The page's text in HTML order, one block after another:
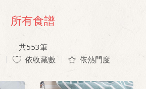
所有食譜
共553筆
依收藏數 依熱門度